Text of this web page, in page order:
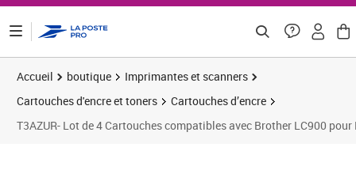
Accueil boutique
Imprimantes et scanners
Cartouches d'encre et toners
Cartouches d’encre
T3AZUR- Lot de 4 Cartouches compatibles avec Brother LC900